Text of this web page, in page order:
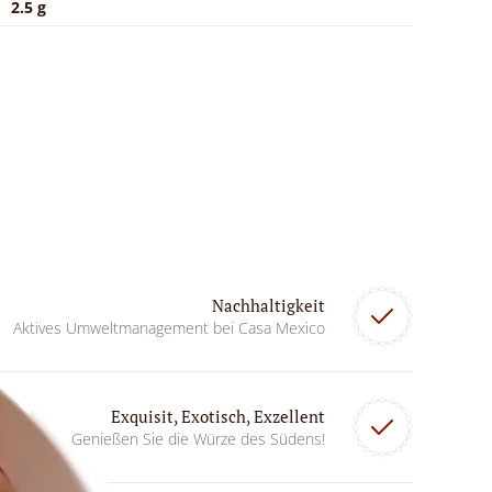
2.5 g
Nachhaltigkeit
Aktives Umweltmanagement bei Casa Mexico
Exquisit, Exotisch, Exzellent
Genießen Sie die Würze des Südens!